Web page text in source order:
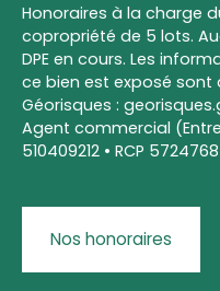
Honoraires à la charge
copropriété de 5 lots.
DPE en cours. Les
ce bien est exposé sont
Géorisques :
Agent commercial
510409212 • RCP
Nos honoraires